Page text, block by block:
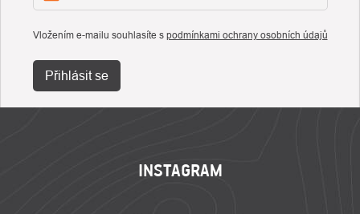
Vložením e-mailu souhlasíte s podmínkami ochrany osobních údajů
Přihlásit se
INSTAGRAM